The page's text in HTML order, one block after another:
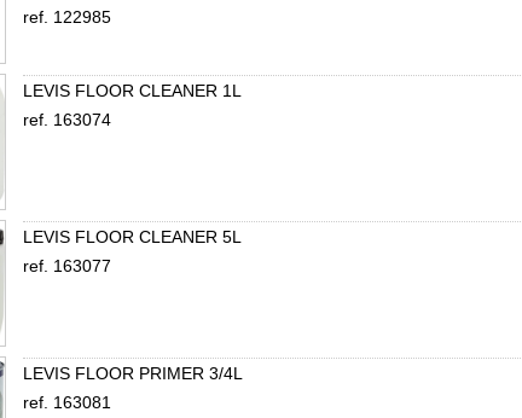
ref. 122985
LEVIS FLOOR CLEANER 1L
ref. 163074
LEVIS FLOOR CLEANER 5L
ref. 163077
LEVIS FLOOR PRIMER 3/4L
ref. 163081